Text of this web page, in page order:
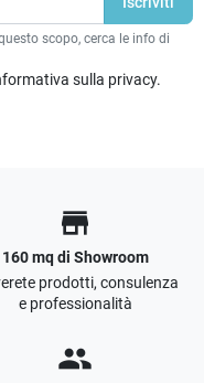
scopo, cerca le info di
sulla privacy.
store
160 mq di Showroom
prodotti, consulenza
e professionalità
people